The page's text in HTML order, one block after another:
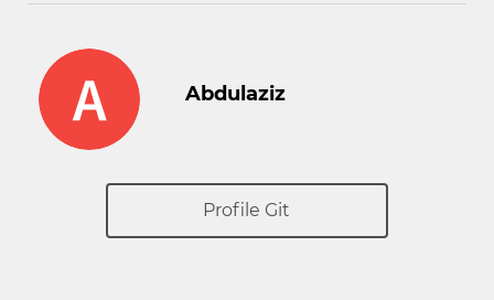
Abdulaziz
Profile Git